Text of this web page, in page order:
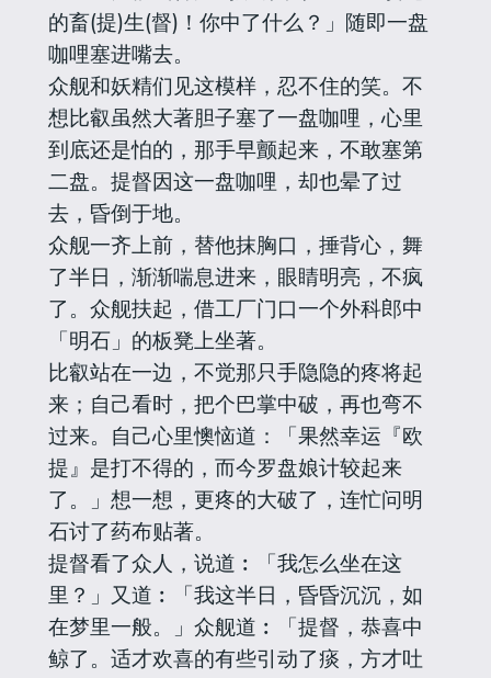
的畜(提)生(督)！你中了什么？」随即一盘
咖哩塞进嘴去。
众舰和妖精们见这模样，忍不住的笑。不
想比叡虽然大著胆子塞了一盘咖哩，心里
到底还是怕的，那手早颤起来，不敢塞第
二盘。提督因这一盘咖哩，却也晕了过
去，昏倒于地。
众舰一齐上前，替他抹胸口，捶背心，舞
了半日，渐渐喘息进来，眼睛明亮，不疯
了。众舰扶起，借工厂门口一个外科郎中
「明石」的板凳上坐著。
比叡站在一边，不觉那只手隐隐的疼将起
来；自己看时，把个巴掌中破，再也弯不
过来。自己心里懊恼道：「果然幸运『欧
提』是打不得的，而今罗盘娘计较起来
了。」想一想，更疼的大破了，连忙问明
石讨了药布贴著。
提督看了众人，说道︰「我怎么坐在这
里？」又道︰「我这半日，昏昏沉沉，如
在梦里一般。」众舰道︰「提督，恭喜中
鲸了。适才欢喜的有些引动了痰，方才吐